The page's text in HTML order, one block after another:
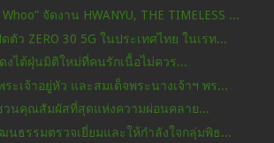
จัดงาน HWANYU, THE TIMELESS ...
ตัว ZERO 30 5G ในประเทศไทย ในเรท...
งไต้ฝุ่นมิติใหม่ที่คนรักเนื้อไม่ควร...
ะเจ้าอยู่หัว และสมเด็จพระนางเจ้าฯ พร...
ชวนคุณสัมผัสที่สุดแห่งความผ่อนคลาย...
นธรรมตรวจเยี่ยมและให้กำลังใจกลุ่มพิธ...